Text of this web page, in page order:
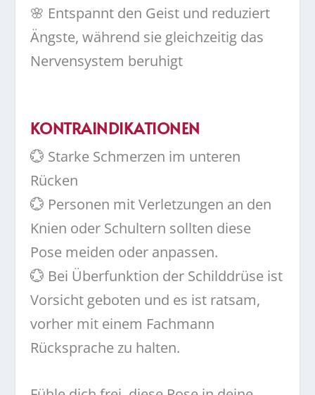
🌸 Entspannt den Geist und reduziert
Ängste, während sie gleichzeitig das
Nervensystem beruhigt
KONTRAINDIKATIONEN
💮 Starke Schmerzen im unteren
Rücken
💮 Personen mit Verletzungen an den
Knien oder Schultern sollten diese
Pose meiden oder anpassen.
💮 Bei Überfunktion der Schilddrüse ist
Vorsicht geboten und es ist ratsam,
vorher mit einem Fachmann
Rücksprache zu halten.